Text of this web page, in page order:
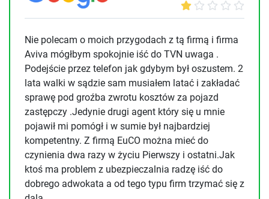
Nie polecam o moich przygodach z tą firmą i firma
Aviva mógłbym spokojnie iść do TVN uwaga .
Podejście przez telefon jak gdybym był oszustem. 2
lata walki w sądzie sam musiałem latać i zakładać
sprawę pod groźba zwrotu kosztów za pojazd
zastępczy .Jedynie drugi agent który się u mnie
pojawił mi pomógł i w sumie był najbardziej
kompetentny. Z firmą EuCO można mieć do
czynienia dwa razy w życiu Pierwszy i ostatni.Jak
ktoś ma problem z ubezpieczalnia radzę iść do
dobrego adwokata a od tego typu firm trzymać się z